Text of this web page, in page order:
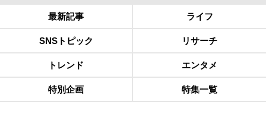
最新記事 ライフ
SNSトピック リサーチ
トレンド エンタメ
特別企画 特集一覧